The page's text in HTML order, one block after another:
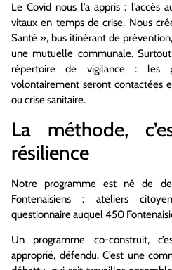
Le Covid nous l’a appris : l’accès
vitaux en temps de crise. Nous
Santé », bus itinérant de
une mutuelle communale.
répertoire de vigilance : les
volontairement seront contactées
ou crise sanitaire.
La méthode,
résilience
Notre programme est né de
Fontenaisiens : ateliers
questionnaire auquel 450
Un programme co-construit,
approprié, défendu. C’est une